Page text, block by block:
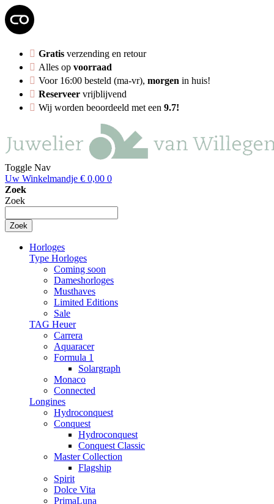
Gratis verzending en retour
Alles op voorraad
Voor 16:00 besteld (ma-vr), morgen in huis!
Reserveer vrijblijvend
Wij worden beoordeeld met een 9.7!
Toggle Nav
Uw Winkelmandje € 0,00 0
Zoek
Zoek
Zoek
Horloges
Type Horloges
Coming soon
Dameshorloges
Musthaves
Limited Editions
Sale
TAG Heuer
Carrera
Aquaracer
Formula 1
Solargraph
Monaco
Connected
Longines
Hydroconquest
Conquest
Hydroconquest
Conquest Classic
Master Collection
Flagship
Spirit
Dolce Vita
PrimaLuna